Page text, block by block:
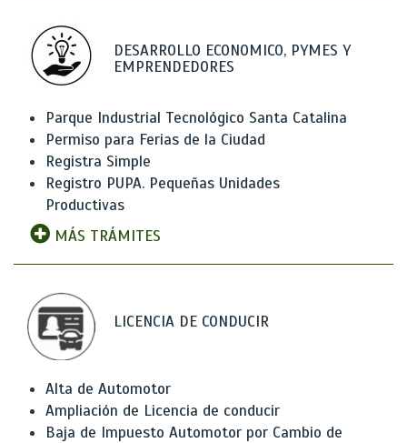
DESARROLLO ECONOMICO, PYMES Y
EMPRENDEDORES
Parque Industrial Tecnológico Santa Catalina
Permiso para Ferias de la Ciudad
Registra Simple
Registro PUPA. Pequeñas Unidades
Productivas
MÁS TRÁMITES
LICENCIA DE CONDUCIR
Alta de Automotor
Ampliación de Licencia de conducir
Baja de Impuesto Automotor por Cambio de